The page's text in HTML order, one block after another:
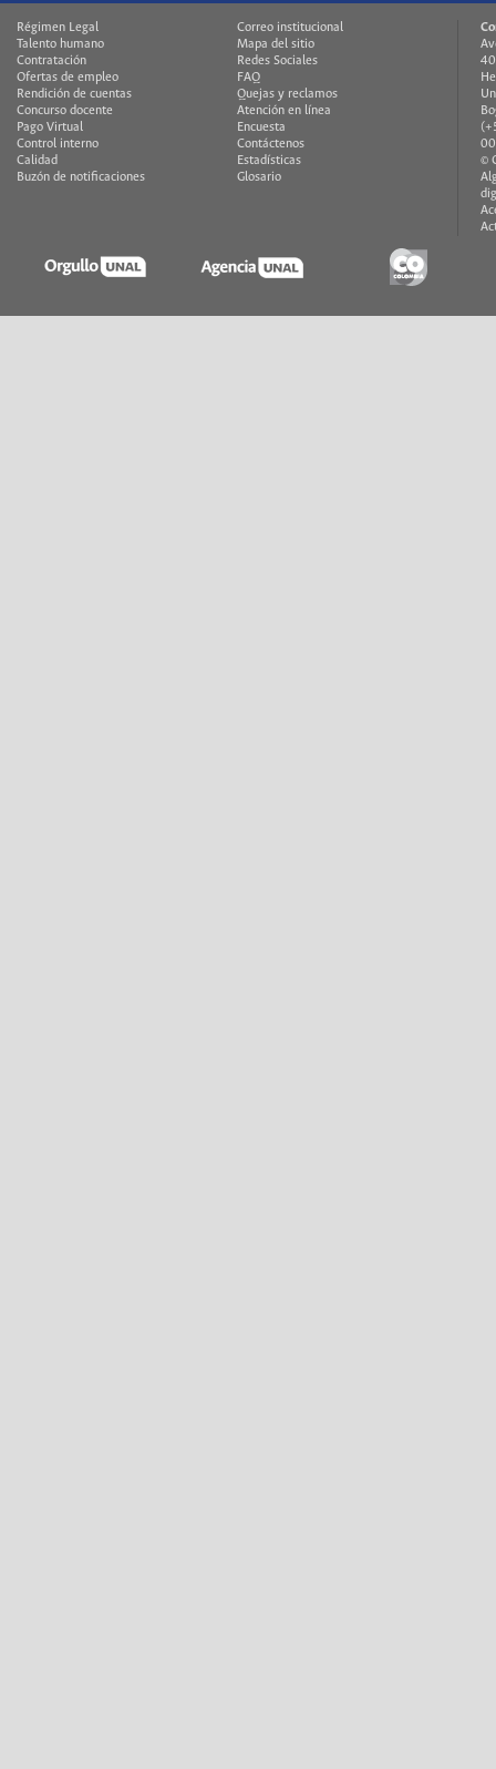
Régimen Legal
Talento humano
Contratación
Ofertas de empleo
Rendición de cuentas
Concurso docente
Pago Virtual
Control interno
Calidad
Buzón de notificaciones
Correo institucional
Mapa del sitio
Redes Sociales
FAQ
Quejas y reclamos
Atención en línea
Encuesta
Contáctenos
Estadísticas
Glosario
©